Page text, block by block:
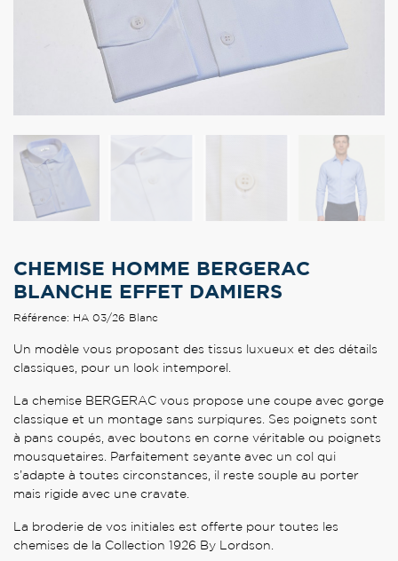
CHEMISE HOMME BERGERAC
BLANCHE EFFET DAMIERS
Référence: HA 03/26 Blanc
Un modèle vous proposant des tissus luxueux et des détails
classiques, pour un look intemporel.
La chemise BERGERAC vous propose une coupe avec gorge
classique et un montage sans surpiqures. Ses poignets sont
à pans coupés, avec boutons en corne véritable ou poignets
mousquetaires. Parfaitement seyante avec un col qui
s’adapte à toutes circonstances, il reste souple au porter
mais rigide avec une cravate.
La broderie de vos initiales est offerte pour toutes les
chemises de la Collection 1926 By Lordson.